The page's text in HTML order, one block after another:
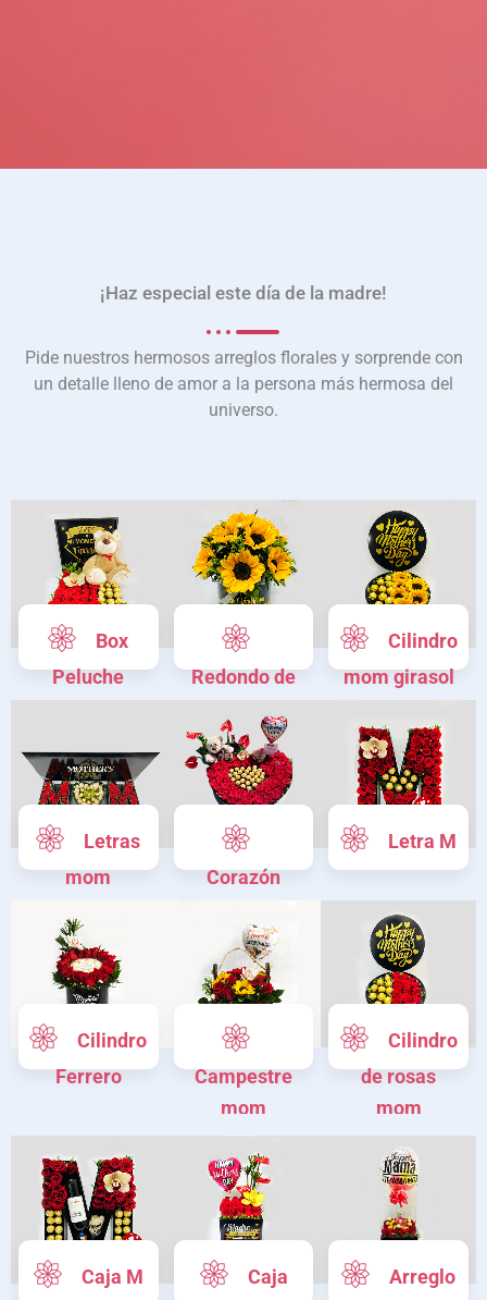
¡Haz especial este día de la madre!
Pide nuestros hermosos arreglos florales y sorprende con
un detalle lleno de amor a la persona más hermosa del
universo.
Box
Peluche
Mom
Conocer
más
Redondo de
Girasoles
Cilindro
mom girasol
Letras
mom
Corazón
Letra M
Cilindro
Ferrero
Campestre
mom
Cilindro
de rosas
mom
Caja M
Caja
Arreglo